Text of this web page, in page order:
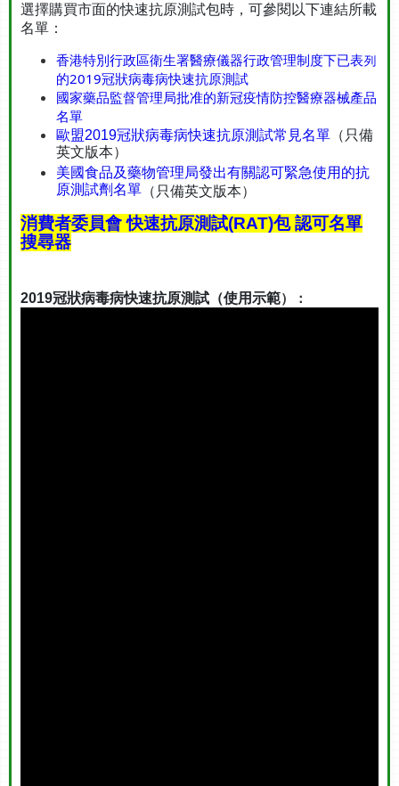
選擇購買市面的快速抗原測試包時，可參閱以下連結所載
名單：
香港特別行政區衛生署醫療儀器行政管理制度下已表列
的2019冠狀病毒病快速抗原測試
國家藥品監督管理局批准的新冠疫情防控醫療器械產品
名單
歐盟2019冠狀病毒病快速抗原測試常見名單 （只備
英文版本）
美國食品及藥物管理局發出有關認可緊急使用的抗
原測試劑名單 （只備英文版本）
消費者委員會 快速抗原測試(RAT)包 認可名單
搜尋器
2019冠狀病毒病快速抗原測試（使用示範）：